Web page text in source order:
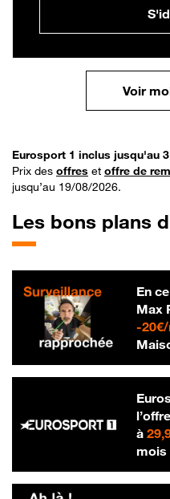
Voir
Eurosport 1 inclus jusqu'au
Prix des offres et offre de
jusqu’au 19/08/2026.
Les bons plans
En
Max
-
à
mois